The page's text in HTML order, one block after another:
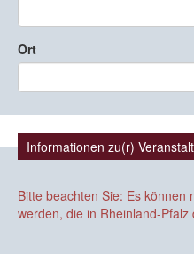
Ort
Informationen zu(r)
Bitte beachten Sie: Es können
werden, die in